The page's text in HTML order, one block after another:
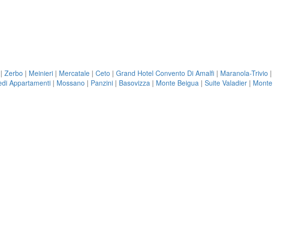
| Zerbo | Meinieri | Mercatale | Ceto | Grand Hotel Convento Di Amalfi | Maranola-Trivio |
Appartamenti | Mossano | Panzini | Basovizza | Monte Beigua | Suite Valadier | Monte